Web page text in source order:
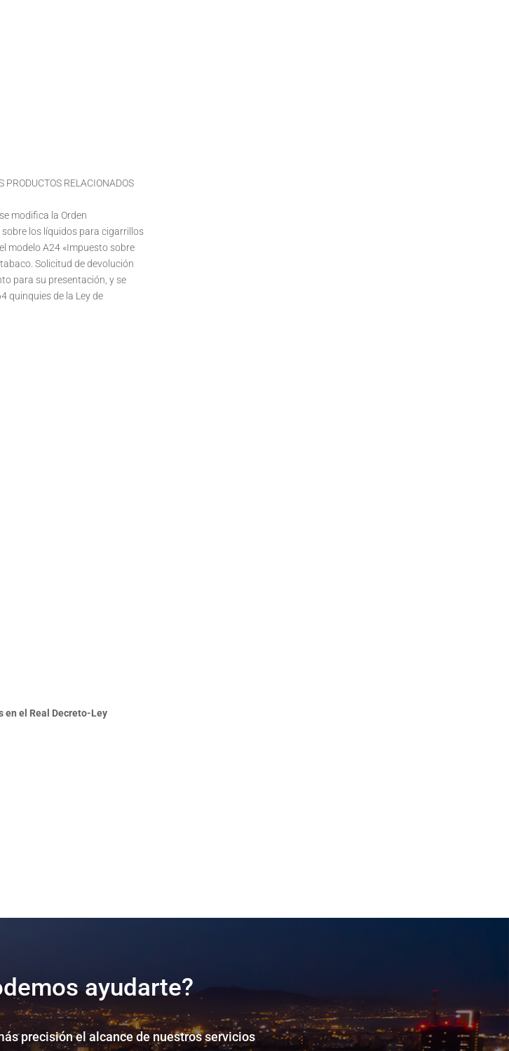
PRODUCTOS RELACIONADOS
modifica la Orden
los líquidos para cigarrillos
modelo A24 «Impuesto sobre
Solicitud de devolución
para su presentación, y se
quinquies de la Ley de
en el Real Decreto-Ley
ayudarte?
precisión el alcance de nuestros servicios